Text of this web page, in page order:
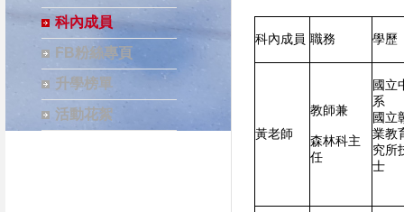
科內成員
FB粉絲專頁
升學榜單
活動花絮
科內成員 職務 學歷
黃老師
教師兼
森林科主
任
國立
系
國立
業教
究所
士